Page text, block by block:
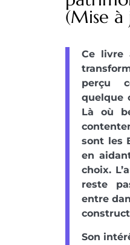
(Mise à
Ce livre
perçu
quelque
Là où
sont les
en
choix.
reste
entre
Son